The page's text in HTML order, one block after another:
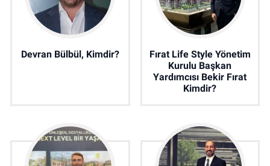
Devran Bülbül, Kimdir?
Fırat Life Style Yönetim
Kurulu Başkan
Yardımcısı Bekir Fırat
Kimdir?